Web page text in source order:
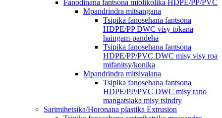
Fanodinana fantsona miolikolika HDPE/PP/PVC
Mpandrindra mitsangana
Tsipika fanosehana fantsona
HDPE/PP DWC visy tokana
haingam-pandeha
Tsipika fanosehana fantsona
HDPE/PP/PVC DWC misy visy roa
mifanitsy/konika
Mpandrindra mitsivalana
Tsipika fanosehana fantsona
HDPE/PP/PVC DWC misy rano
mangatsiaka misy tsindry
Sarimihetsika/Horonana plastika Extrusion